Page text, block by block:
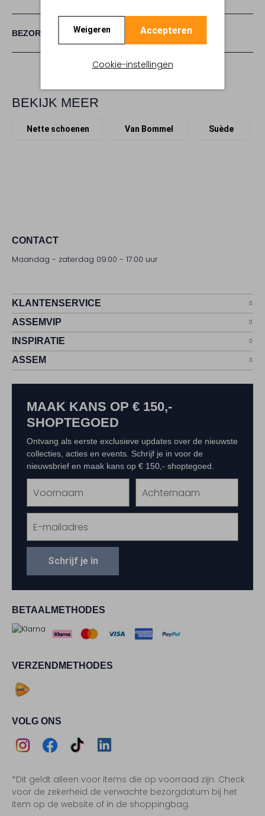
Weigeren Accepteren
Cookie-instellingen
BEZORGEN & RETOURNEREN
BEKIJK MEER
Nette schoenen Van Bommel Suède
CONTACT
Maandag - zaterdag 09:00 - 17:00 uur
KLANTENSERVICE
ASSEMVIP
INSPIRATIE
ASSEM
BETAALMETHODES
VERZENDMETHODES
VOLG ONS
Instagram
Facebook
TikTokLinkedIn
*Dit geldt alleen voor items die op voorraad zijn. Check
voor de zekerheid de verwachte bezorgdatum bij het
item op de website of in de shoppingbag.
MAAK KANS OP € 150,-
SHOPTEGOED
Ontvang als eerste exclusieve updates over de nieuwste
collecties, acties en events. Schrijf je in voor de
nieuwsbrief en maak kans op € 150,- shoptegoed.
Schrijf je in